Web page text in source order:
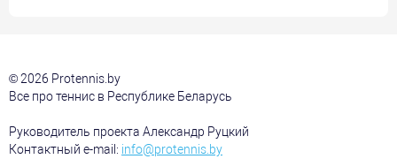
© 2026 Protennis.by
Все про теннис в Республике Беларусь
Руководитель проекта Александр Руцкий
Контактный e-mail: info@protennis.by